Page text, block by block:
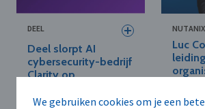
We gebruiken cookies om je een
DEEL
Deel slorpt AI
cybersecurity-bedrijf
Clarity op
NUTANIX
Luc